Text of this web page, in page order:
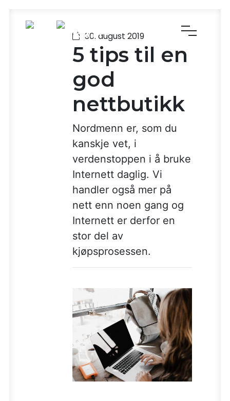
30. august 2019
5 tips til en
god
nettbutikk
Nordmenn er, som du
kanskje vet, i
verdenstoppen i å bruke
Internett daglig. Vi
handler også mer på
nett enn noen gang og
Internett er derfor en
stor del av
kjøpsprosessen.